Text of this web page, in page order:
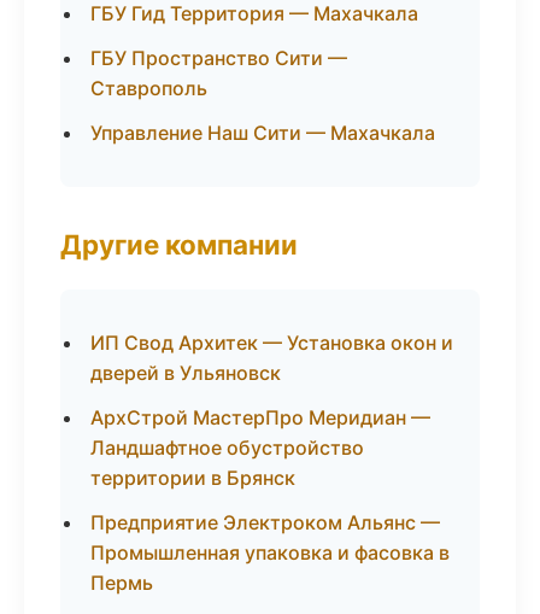
ГБУ Гид Территория — Махачкала
ГБУ Пространство Сити —
Ставрополь
Управление Наш Сити — Махачкала
Другие компании
ИП Свод Архитек — Установка окон и
дверей в Ульяновск
АрхСтрой МастерПро Меридиан —
Ландшафтное обустройство
территории в Брянск
Предприятие Электроком Альянс —
Промышленная упаковка и фасовка в
Пермь